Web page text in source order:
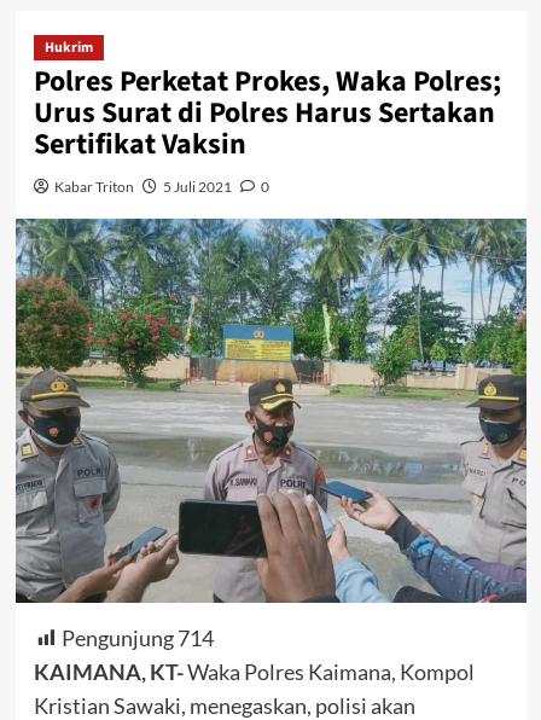
Hukrim
Polres Perketat Prokes, Waka Polres;
Urus Surat di Polres Harus Sertakan
Sertifikat Vaksin
Kabar Triton 5 Juli 2021 0
Pengunjung 714
KAIMANA, KT-Waka Polres Kaimana, Kompol
Kristian Sawaki, menegaskan, polisi akan